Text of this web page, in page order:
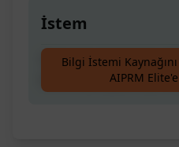
İstem
Tamamen benzersiz,
tarafından yazılmış
Bilgi İstemi
AIPRM